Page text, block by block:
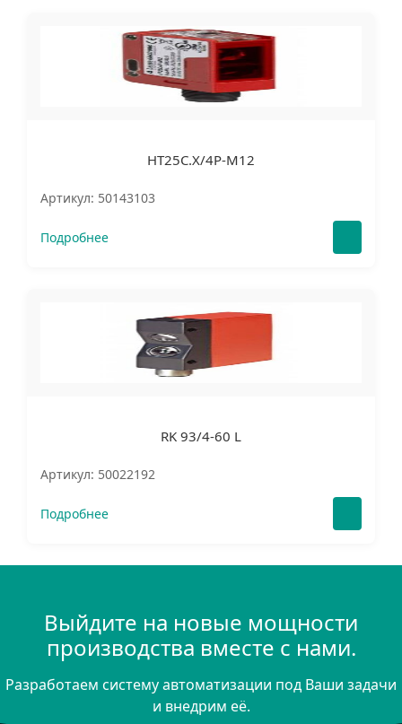
HT25C.X/4P-M12
Артикул: 50143103
Подробнее
RK 93/4-60 L
Артикул: 50022192
Подробнее
Выйдите на новые мощности
производства вместе с нами.
Разработаем систему автоматизации под Ваши задачи
и внедрим её.